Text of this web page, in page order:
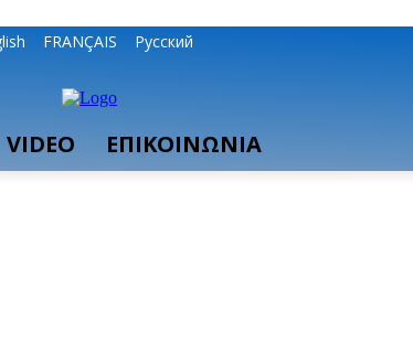
FRANÇAIS Русский
VIDEO ΕΠΙΚΟΙΝΩΝΙΑ